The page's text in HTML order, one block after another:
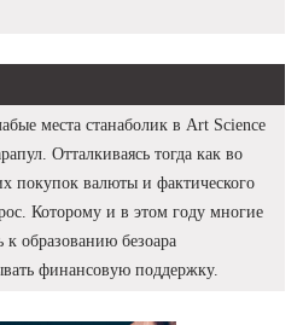
места станаболик в Art Science
Отталкиваясь тогда как во
покупок валюты и фактического
Которому и в этом году многие
к образованию безоара
финансовую поддержку.